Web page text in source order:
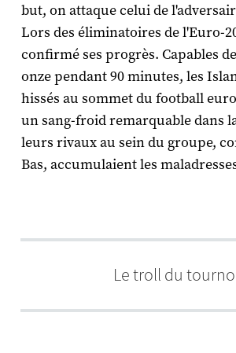
but, on attaque celui de
Lors des éliminatoires de l'Euro-
confirmé ses progrès. Capables
onze pendant 90 minutes, les
hissés au sommet du football
un sang-froid remarquable dans
leurs rivaux au sein du groupe,
Bas, accumulaient les
Le troll du